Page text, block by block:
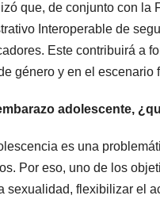
que, de conjunto con
Interoperable de
Este contribuirá a
género y en el escenario
adolescente,
es una
Por eso, uno de los
sexualidad, flexibilizar el